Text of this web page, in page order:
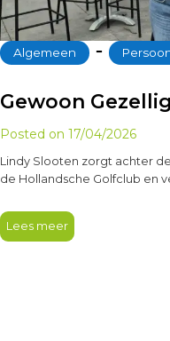
Algemeen ‐
Gewoon
Posted on 17/04/2026
Lindy Slooten zorgt achter
de Hollandsche Golfclub en
Lees meer